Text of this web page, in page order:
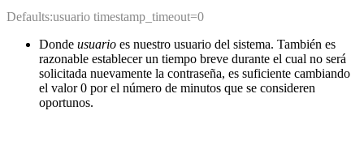
Defaults:usuario timestamp_timeout=0
Donde usuario es nuestro usuario del sistema. También es
razonable establecer un tiempo breve durante el cual no será
solicitada nuevamente la contraseña, es suficiente cambiando
el valor 0 por el número de minutos que se consideren
oportunos.